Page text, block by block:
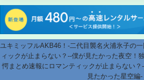
ユキミッフルAKB46！-二代目襲名火浦氷子の
ィックが止まらない？--僕が見たかった夜空！
愕まとめ速報にロマンティックが止まらない
見たかった星空編-